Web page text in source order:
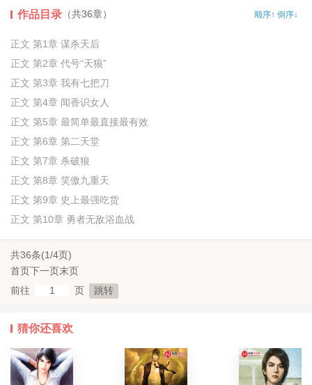
作品目录 （共36章） 顺序↑ 倒序↓
正文 第1章 谋杀天后
正文 第2章 代号“天狼”
正文 第3章 我有七把刀
正文 第4章 闻香识女人
正文 第5章 最简单最直接最有效
正文 第6章 第二天堂
正文 第7章 杀破狼
正文 第8章 笑傲九重天
正文 第9章 史上最强吃货
正文 第10章 勇者无敌浴血战
共36条(1/4页)
首页下一页末页
前往
页
猜你还喜欢